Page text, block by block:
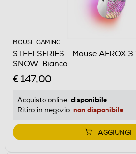
MOUSE GAMING
STEELSERIES - Mouse AEROX 3
SNOW-Bianco
€ 147,00
Acquisto online: disponibile
Ritiro in negozio: non disponibile
AGGIUNGI